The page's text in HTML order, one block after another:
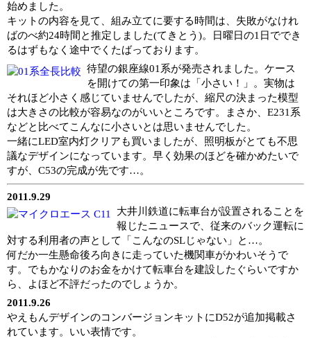
始めました。
キットの内容を見て、組み立てに要する時間は、失敗がなけれ
ばのべ約24時間と推定しました(てきとう)。日曜日の1日ででき
るはずもなく途中でくたばっております。
待望の銀座線01系が発売されました。ケース
を開けての第一印象は「小さい！」。実物は
それほど小さく感じていませんでしたが、縮尺の決まった模型
は大きさの比較が容易なのがいいところです。まさか、E231系
などと比べてこんなに小さいとは思いませんでした。
一緒にLED室内灯クリアも買いましたが、照明板がとても不思
議なデザインになっています。早く効果のほどを確かめたいで
すが、C53の完成が先です…。
2011.9.29
大井川鉄道に転車台が設置されることを
報じたニュースで、従来のバック運転に
対する利用者の声として「こんなのSLじゃない」と…。
何だか一生懸命後ろ向きに走っていた機関車がかわいそうで
す。でもかなりのお金をかけて転車台を建設したぐらいですか
ら、よほど不評だったのでしょうか。
2011.9.26
やえもんデザインのコンバージョンキットにD52が追加掲載さ
れています。いい表情です。